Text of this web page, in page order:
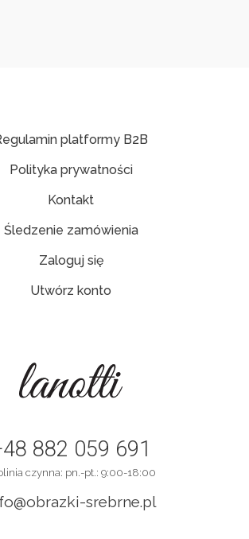
platformy B2B
Polityka prywatności
Kontakt
Śledzenie zamówienia
Zaloguj się
Utwórz konto
882 059 691
czynna: pn.-pt.: 9:00-18:00
srebrne.pl